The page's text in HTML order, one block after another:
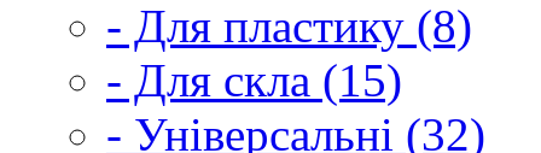
- Для пластику (8)
- Для скла (15)
- Універсальні (32)